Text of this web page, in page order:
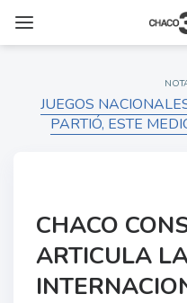
JUEGOS
PARTIÓ, ESTE
CHACO
ARTICULA